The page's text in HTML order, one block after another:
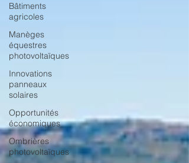
Bâtiments
agricoles
Manèges
équestres
photovoltaïques
Innovations
panneaux
solaires
Opportunités
économiques
Ombrières
photovoltaïques